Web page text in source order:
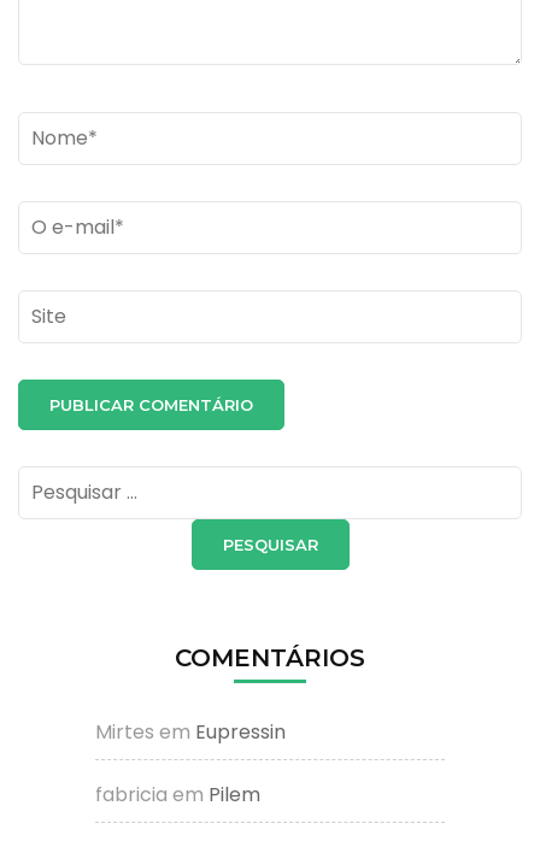
Name*
Email *
Site
Pesquisar
por:
COMENTÁRIOS
Mirtes em Eupressin
fabricia em Pilem